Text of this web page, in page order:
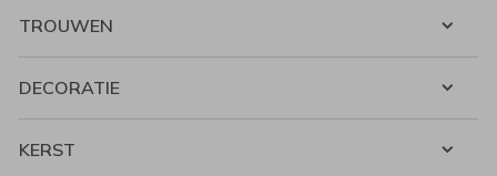
TROUWEN
DECORATIE
KERST